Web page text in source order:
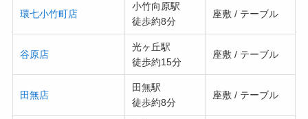
環七小竹町店
小竹向原駅
徒歩約8分
座敷 / テーブル
谷原店
光ヶ丘駅
徒歩約15分
座敷 / テーブル
田無店
田無駅
徒歩約8分
座敷 / テーブル